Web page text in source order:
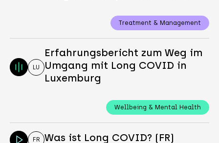
Treatment & Management
LU
Erfahrungsbericht zum Weg im
Umgang mit Long COVID in
Luxemburg
Wellbeing & Mental Health
FR Was ist Long COVID? (FR)